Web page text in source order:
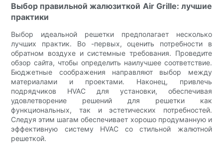
Выбор правильной жалюзиткой Air Grille: лучшие
практики
Выбор идеальной решетки предполагает несколько
лучших практик. Во -первых, оценить потребности в
обратном воздухе и системные требования. Проведите
обзор сайта, чтобы определить наилучшее соответствие.
Бюджетные соображения направляют выбор между
материалами и проектами. Наконец, привлечь
подрядчиков HVAC для установки, обеспечивая
удовлетворение решений для решетки как
функциональных, так и эстетических потребностей.
Следуя этим шагам обеспечивает хорошо продуманную и
эффективную систему HVAC со стильной жалютной
решеткой.